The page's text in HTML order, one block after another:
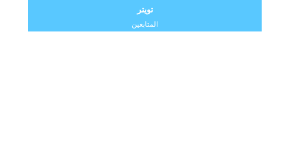
تويتر
المتابعين